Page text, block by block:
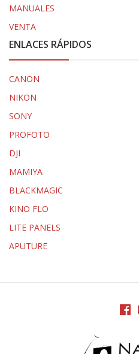
MANUALES
VENTA
ENLACES RÁPIDOS
CANON
NIKON
SONY
PROFOTO
DJI
MAMIYA
BLACKMAGIC
KINO FLO
LITE PANELS
APUTURE